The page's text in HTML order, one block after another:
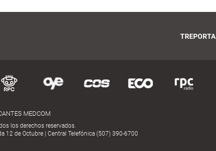
TREPORTA
MEDCOM
los derechos reservados.
12 de Octubre | Central Telefónica (507) 390-6700